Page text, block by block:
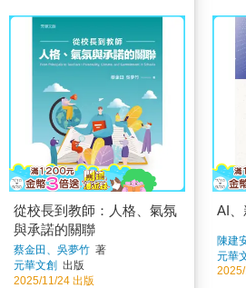
從校長到教師：人格、氣氛
與承諾的關聯
蔡金田、吳夢竹 著
元華文創 出版
2025/11/24 出版
AI
陳建
元華